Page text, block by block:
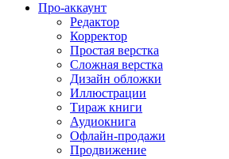
Про-аккаунт
Редактор
Корректор
Простая верстка
Сложная верстка
Дизайн обложки
Иллюстрации
Тираж книги
Аудиокнига
Офлайн-продажи
Продвижение